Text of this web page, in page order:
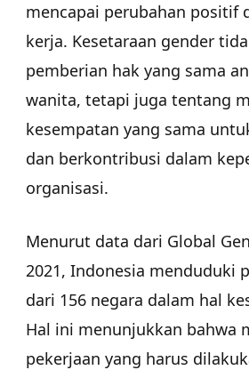
mencapai perubahan positif
kerja. Kesetaraan gender
pemberian hak yang sama
wanita, tetapi juga tentang
kesempatan yang sama
dan berkontribusi dalam
organisasi.
Menurut data dari Global
2021, Indonesia menduduki
dari 156 negara dalam hal
Hal ini menunjukkan bahwa
pekerjaan yang harus